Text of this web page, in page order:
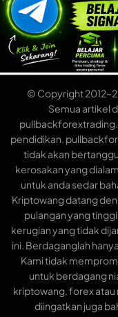
© Copyright
Semua artikel
pendidikan.
tidak akan
kerosakan yang
untuk anda sedar
Kriptowang datang
pulangan yang
kerugian yang tidak
ini. Berdaganglah
Kami tidak
untuk berdagang
kriptowang, forex atau
diingatkan juga